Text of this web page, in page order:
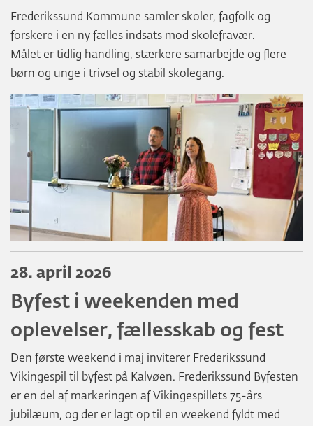
Frederikssund Kommune samler skoler, fagfolk og
forskere i en ny fælles indsats mod skolefravær.
Målet er tidlig handling, stærkere samarbejde og flere
børn og unge i trivsel og stabil skolegang.
28. april 2026
Byfest i weekenden med
oplevelser, fællesskab og fest
Den første weekend i maj inviterer Frederikssund
Vikingespil til byfest på Kalvøen. Frederikssund Byfesten
er en del af markeringen af Vikingespillets 75-års
jubilæum, og der er lagt op til en weekend fyldt med